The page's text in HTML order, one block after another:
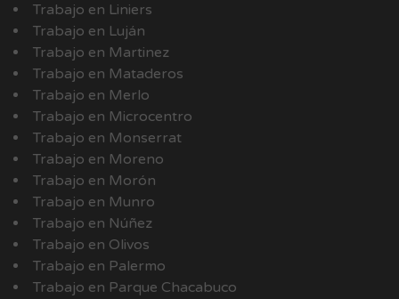
Trabajo en Liniers
Trabajo en Luján
Trabajo en Martinez
Trabajo en Mataderos
Trabajo en Merlo
Trabajo en Microcentro
Trabajo en Monserrat
Trabajo en Moreno
Trabajo en Morón
Trabajo en Munro
Trabajo en Núñez
Trabajo en Olivos
Trabajo en Palermo
Trabajo en Parque Chacabuco